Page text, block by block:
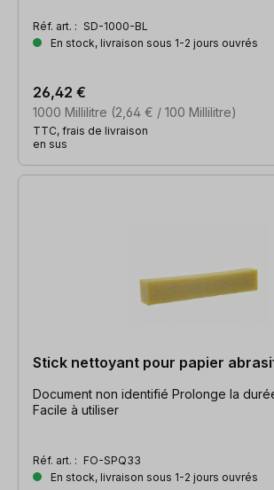
Réf. art. : SD-1000-BL
En stock, livraison sous 1-2 jours ouvrés
1000 Millilitre (2,64 € / 100 Millilitre)
26,42 €
TTC, frais de livraison
en sus
Stick nettoyant pour papier
Document non identifié Prolonge la
Facile à utiliser
Réf. art. : FO-SPQ33
En stock, livraison sous 1-2 jours ouvrés